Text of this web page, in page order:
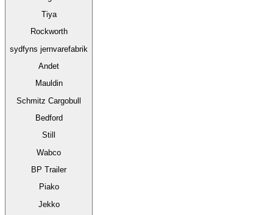
Tiya
Rockworth
sydfyns jernvarefabrik
Andet
Mauldin
Schmitz Cargobull
Bedford
Still
Wabco
BP Trailer
Piako
Jekko